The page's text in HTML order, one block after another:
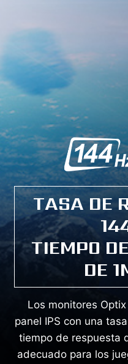
TASA DE
TIEMPO
DE
Los monitores
panel IPS con una
tiempo de respuesta
adecuado para los